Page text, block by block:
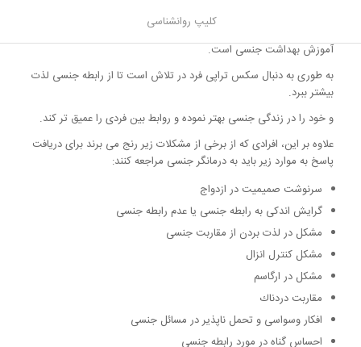
کلیپ روانشناسی
اما بخشی از کار درمانگران جنسی آموزش جنسی، آناتومی جنسی، و
آموزش بهداشت جنسی است.
به طوری به دنبال سکس تراپی فرد در تلاش است تا از رابطه جنسی لذت
بیشتر ببرد.
و خود را در زندگی جنسی بهتر نموده و روابط بین فردی را عمیق تر کند.
علاوه بر این، افرادی که از برخی از مشکلات زیر رنج می برند برای دریافت
پاسخ به موارد زیر باید به درمانگر جنسی مراجعه کنند:
سرنوشت صمیمیت در ازدواج
گرایش اندکی به رابطه جنسی یا عدم رابطه جنسی
مشکل در لذت بردن از مقاربت جنسی
مشکل کنترل انزال
مشکل در ارگاسم
مقاربت دردناك
افکار وسواسی و تحمل ناپذیر در مسائل جنسی
احساس گناه در مورد رابطه جنسی